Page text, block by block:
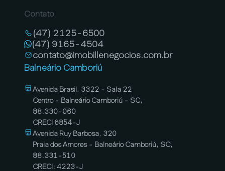
Contato
(47) 2125-6500
(47) 9165-4504
contato@imobillenegocios.com.br
Balneário Camboriú
Avenida Brasil, 3322 - Sala 22
Centro - Balneário Camboriú - SC,
88.330-060
CRECI 6854-J
Avenida Ruy Barbosa, 320
Praia dos Amores - Balneário Camboriú, SC,
88.331-510
CRECI: 4223-J